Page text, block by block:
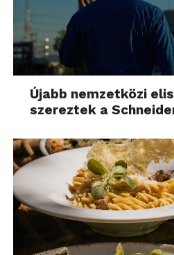
Újabb nemzetközi
szereztek a